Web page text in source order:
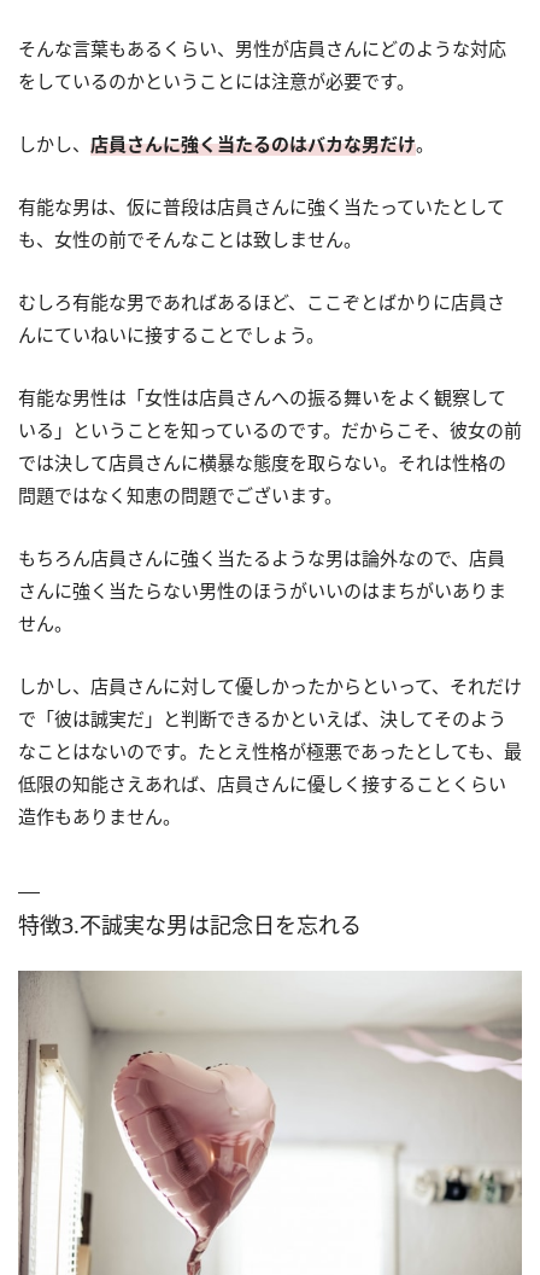
そんな言葉もあるくらい、男性が店員さんにどのような対応
をしているのかということには注意が必要です。
しかし、 店員さんに強く当たるのはバカな男だけ。
有能な男は、仮に普段は店員さんに強く当たっていたとして
も、女性の前でそんなことは致しません。
むしろ有能な男であればあるほど、ここぞとばかりに店員さ
んにていねいに接することでしょう。
有能な男性は「女性は店員さんへの振る舞いをよく観察して
いる」ということを知っているのです。だからこそ、彼女の前
では決して店員さんに横暴な態度を取らない。それは性格の
問題ではなく知恵の問題でございます。
もちろん店員さんに強く当たるような男は論外なので、店員
さんに強く当たらない男性のほうがいいのはまちがいありま
せん。
しかし、店員さんに対して優しかったからといって、それだけ
で「彼は誠実だ」と判断できるかといえば、決してそのよう
なことはないのです。たとえ性格が極悪であったとしても、最
低限の知能さえあれば、店員さんに優しく接することくらい
造作もありません。
特徴3.不誠実な男は記念日を忘れる